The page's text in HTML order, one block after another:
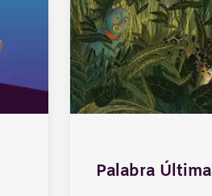
Palabra Última